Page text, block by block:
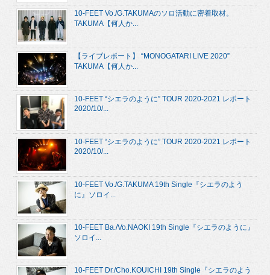
10-FEET Vo./G.TAKUMAのソロ活動に密着取材。
TAKUMA【何人か...
【ライブレポート】 “MONOGATARI LIVE 2020”
TAKUMA【何人か...
10-FEET “シエラのように” TOUR 2020-2021 レポート
2020/10/...
10-FEET “シエラのように” TOUR 2020-2021 レポート
2020/10/...
10-FEET Vo./G.TAKUMA 19th Single『シエラのよう
に』ソロイ...
10-FEET Ba./Vo.NAOKI 19th Single『シエラのように』
ソロイ...
10-FEET Dr./Cho.KOUICHI 19th Single『シエラのよう